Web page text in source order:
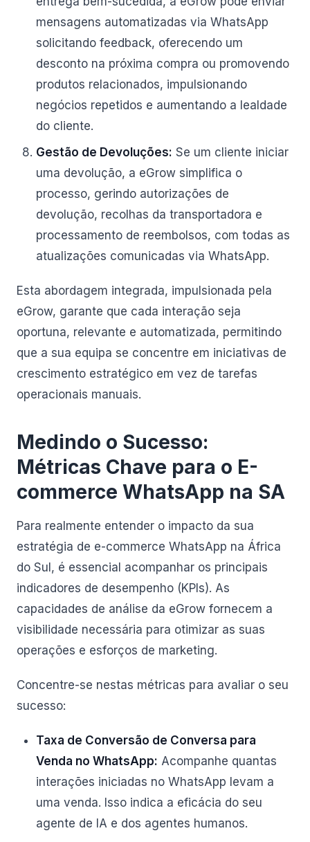
mensagens automatizadas via WhatsApp
solicitando feedback, oferecendo um
desconto na próxima compra ou promovendo
produtos relacionados, impulsionando
negócios repetidos e aumentando a lealdade
do cliente.
Gestão de Devoluções: Se um cliente iniciar
uma devolução, a eGrow simplifica o
processo, gerindo autorizações de
devolução, recolhas da transportadora e
processamento de reembolsos, com todas as
atualizações comunicadas via WhatsApp.
Esta abordagem integrada, impulsionada pela
eGrow, garante que cada interação seja
oportuna, relevante e automatizada, permitindo
que a sua equipa se concentre em iniciativas de
crescimento estratégico em vez de tarefas
operacionais manuais.
Medindo o Sucesso:
Métricas Chave para o E-
commerce WhatsApp na SA
Para realmente entender o impacto da sua
estratégia de e-commerce WhatsApp na África
do Sul, é essencial acompanhar os principais
indicadores de desempenho (KPIs). As
capacidades de análise da eGrow fornecem a
visibilidade necessária para otimizar as suas
operações e esforços de marketing.
Concentre-se nestas métricas para avaliar o seu
sucesso:
Taxa de Conversão de Conversa para
Venda no WhatsApp: Acompanhe quantas
interações iniciadas no WhatsApp levam a
uma venda. Isso indica a eficácia do seu
agente de IA e dos agentes humanos.